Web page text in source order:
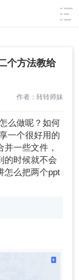
筛选
个方法教给
作者：转转师妹
么做呢？如何
一个很好用的
一些文件，
的时候就不会
怎么把两个ppt